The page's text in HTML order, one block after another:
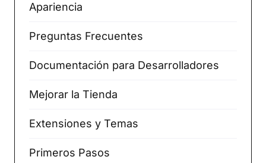
Apariencia
Preguntas Frecuentes
Documentación para Desarrolladores
Mejorar la Tienda
Extensiones y Temas
Primeros Pasos